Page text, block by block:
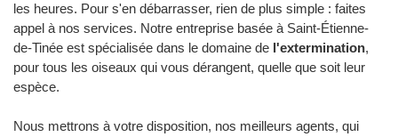
les heures. Pour s'en débarrasser, rien de plus simple : faites
appel à nos services. Notre entreprise basée à Saint-Étienne-
de-Tinée est spécialisée dans le domaine de l'extermination,
pour tous les oiseaux qui vous dérangent, quelle que soit leur
espèce.
Nous mettrons à votre disposition, nos meilleurs agents, qui